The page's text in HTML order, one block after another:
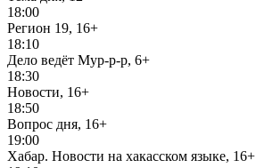
18:00
Регион 19, 16+
18:10
Дело ведёт Мур-р-р, 6+
18:30
Новости, 16+
18:50
Вопрос дня, 16+
19:00
Хабар. Новости на хакасском языке, 16+